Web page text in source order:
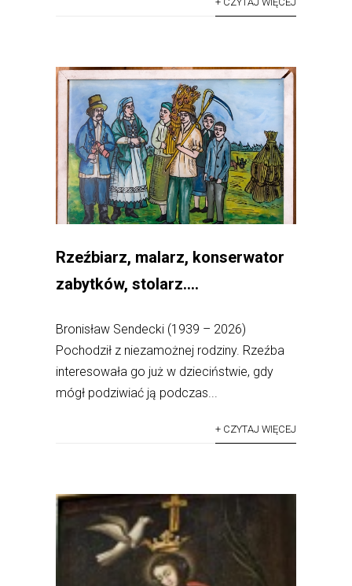
Rzeźbiarz, malarz, konserwator
zabytków, stolarz….
Bronisław Sendecki (1939 – 2026)
Pochodził z niezamożnej rodziny. Rzeźba
interesowała go już w dzieciństwie, gdy
mógł podziwiać ją podczas...
+ CZYTAJ WIĘCEJ